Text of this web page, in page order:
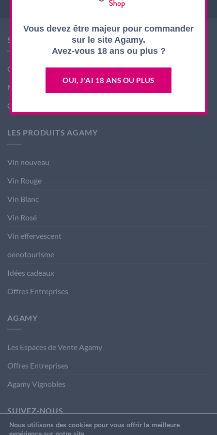
produit
SHOP AGAMY
Conditions générales de ventes
Mentions légales
Contact
LES PRODUITS AGAMY
Vin nouveau
Vin Rouge
Vin Blanc
Vin Rosé
Vin effervescent
oenotourisme
Idées cadeaux
Offres Entreprises
AGAMY
Les Espaces de Vente Agamy
Offres Entreprises
Agamy Vignobles
SUIVEZ-NOUS
Vous devez être majeur pour commander
sur le site Agamy.
Avez-vous 18 ans ou plus ?
OUI, J'AI 18 ANS OU PLUS
Nous utilisons des cookies pour vous offrir la meilleure